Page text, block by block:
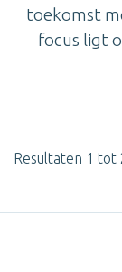
toekomst
focus ligt
Resultaten 1 tot